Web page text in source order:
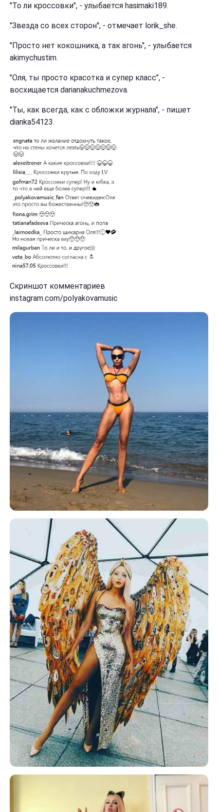
"То ли кроссовки", - улыбается hasimaki189.
"Звезда со всех сторон", - отмечает lorik_she.
"Просто нет кокошника, а так агонь", - улыбается
akimychustim.
"Оля, ты просто красотка и супер класс", -
восхищается darianakuchmezova.
"Ты, как всегда, как с обложки журнала", - пишет
dianka54123.
Скриншот комментариев
instagram.com/polyakovamusic